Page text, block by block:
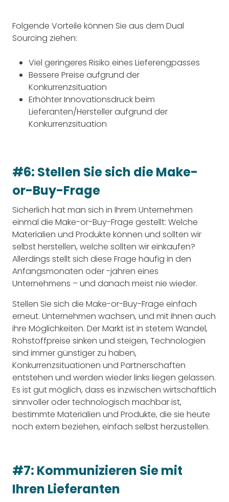
Folgende Vorteile können Sie aus dem Dual
Sourcing ziehen:
Viel geringeres Risiko eines Lieferengpasses
Bessere Preise aufgrund der
Konkurrenzsituation
Erhöhter Innovationsdruck beim
Lieferanten/Hersteller aufgrund der
Konkurrenzsituation
#6: Stellen Sie sich die Make-
or-Buy-Frage
Sicherlich hat man sich in Ihrem Unternehmen
einmal die Make-or-Buy-Frage gestellt: Welche
Materialien und Produkte können und sollten wir
selbst herstellen, welche sollten wir einkaufen?
Allerdings stellt sich diese Frage häufig in den
Anfangsmonaten oder -jahren eines
Unternehmens – und danach meist nie wieder.
Stellen Sie sich die Make-or-Buy-Frage einfach
erneut. Unternehmen wachsen, und mit ihnen auch
ihre Möglichkeiten. Der Markt ist in stetem Wandel,
Rohstoffpreise sinken und steigen, Technologien
sind immer günstiger zu haben,
Konkurrenzsituationen und Partnerschaften
entstehen und werden wieder links liegen gelassen.
Es ist gut möglich, dass es inzwischen wirtschaftlich
sinnvoller oder technologisch machbar ist,
bestimmte Materialien und Produkte, die sie heute
noch extern beziehen, einfach selbst herzustellen.
#7: Kommunizieren Sie mit
Ihren Lieferanten